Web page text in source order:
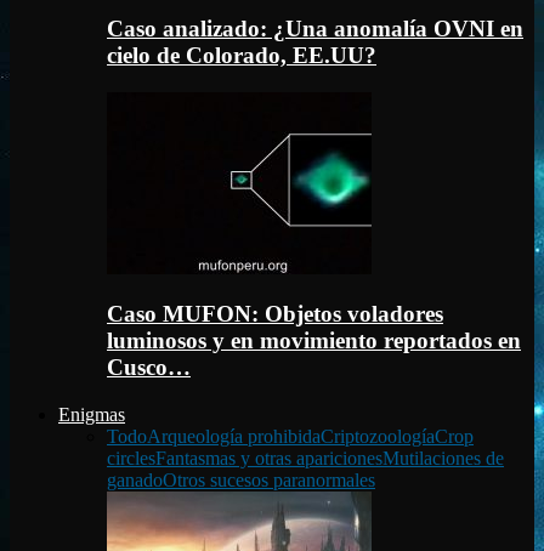
Caso analizado: ¿Una anomalía OVNI en
cielo de Colorado, EE.UU?
Caso MUFON: Objetos voladores
luminosos y en movimiento reportados en
Cusco…
Enigmas
TodoArqueología prohibidaCriptozoologíaCrop
circlesFantasmas y otras aparicionesMutilaciones de
ganadoOtros sucesos paranormales